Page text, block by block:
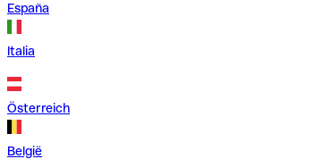
España
Italia
Österreich
België